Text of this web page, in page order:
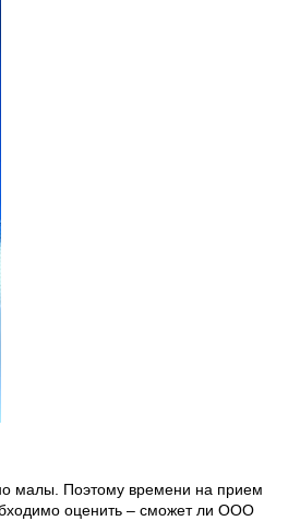
малы. Поэтому времени на прием
оценить – сможет ли ООО